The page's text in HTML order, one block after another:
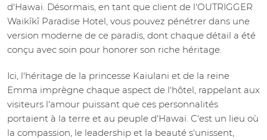
d'Hawaï. Désormais, en tant que client de l'OUTRIGGER
Waikīkī Paradise Hotel, vous pouvez pénétrer dans une
version moderne de ce paradis, dont chaque détail a été
conçu avec soin pour honorer son riche héritage.
Ici, l'héritage de la princesse Kaiulani et de la reine
Emma imprègne chaque aspect de l'hôtel, rappelant aux
visiteurs l'amour puissant que ces personnalités
portaient à la terre et au peuple d'Hawaï. C'est un lieu où
la compassion, le leadership et la beauté s'unissent,